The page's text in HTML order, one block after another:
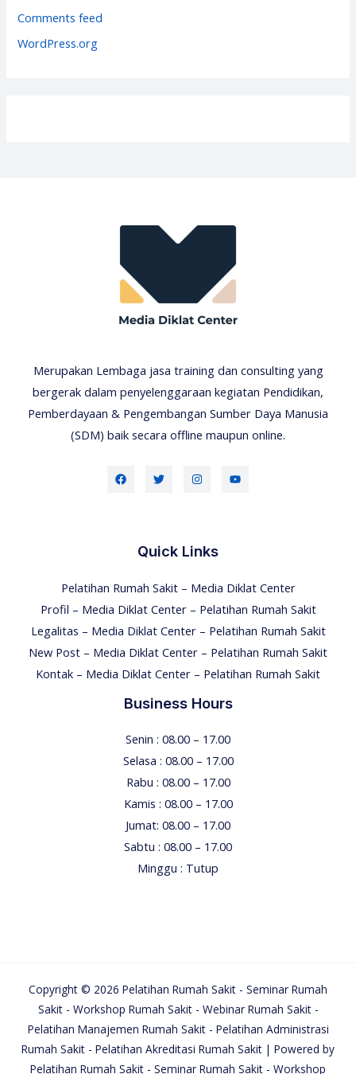
Comments feed
WordPress.org
Merupakan Lembaga jasa training dan consulting yang
bergerak dalam penyelenggaraan kegiatan Pendidikan,
Pemberdayaan & Pengembangan Sumber Daya Manusia
(SDM) baik secara offline maupun online.
Quick Links
Pelatihan Rumah Sakit – Media Diklat Center
Profil – Media Diklat Center – Pelatihan Rumah Sakit
Legalitas – Media Diklat Center – Pelatihan Rumah Sakit
New Post – Media Diklat Center – Pelatihan Rumah Sakit
Kontak – Media Diklat Center – Pelatihan Rumah Sakit
Business Hours
Senin : 08.00 – 17.00
Selasa : 08.00 – 17.00
Rabu : 08.00 – 17.00
Kamis : 08.00 – 17.00
Jumat: 08.00 – 17.00
Sabtu : 08.00 – 17.00
Minggu : Tutup
Copyright © 2026 Pelatihan Rumah Sakit - Seminar Rumah
Sakit - Workshop Rumah Sakit - Webinar Rumah Sakit -
Pelatihan Manajemen Rumah Sakit - Pelatihan Administrasi
Rumah Sakit - Pelatihan Akreditasi Rumah Sakit | Powered by
Pelatihan Rumah Sakit - Seminar Rumah Sakit - Workshop